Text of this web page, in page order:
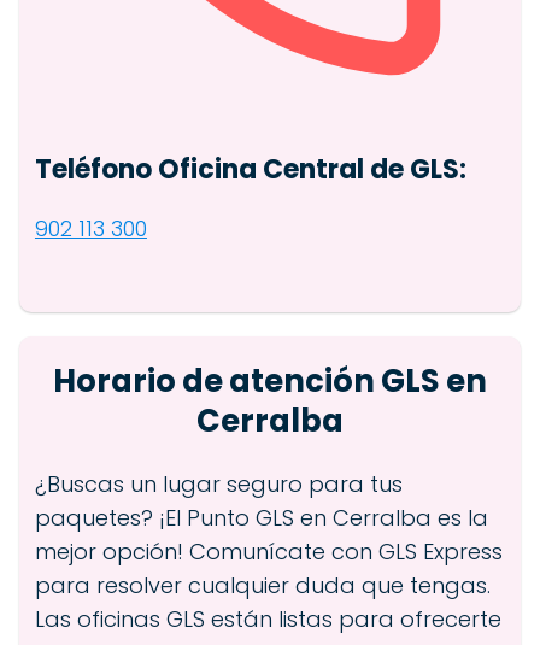
Teléfono Oficina Central de GLS:
902 113 300
Horario de atención GLS en
Cerralba
¿Buscas un lugar seguro para tus
paquetes? ¡El Punto GLS en Cerralba es la
mejor opción! Comunícate con GLS Express
para resolver cualquier duda que tengas.
Las oficinas GLS están listas para ofrecerte